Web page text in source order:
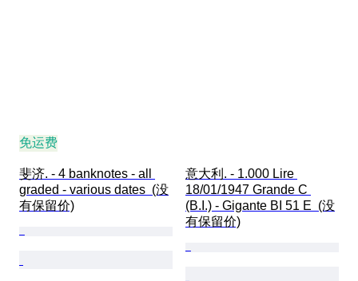
免运费
斐济. - 4 banknotes - all
graded - various dates  (没
有保留价)
意大利. - 1.000 Lire
18/01/1947 Grande C
(B.I.) - Gigante BI 51 E  (没
有保留价)